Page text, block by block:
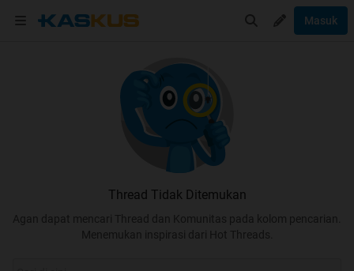
Masuk
Thread Tidak Ditemukan
Agan dapat mencari Thread dan Komunitas pada kolom pencarian.
Menemukan inspirasi dari Hot Threads.